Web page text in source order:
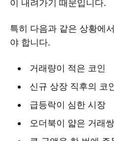
이 내려가기 때문입니다.
특히 다음과 같은 상황에
야 합니다.
거래량이 적은 코인
신규 상장 직후의 코
급등락이 심한 시장
오더북이 얇은 거래쌍